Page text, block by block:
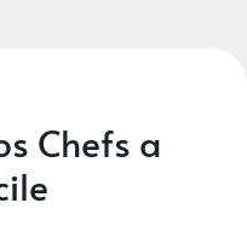
Chefs a